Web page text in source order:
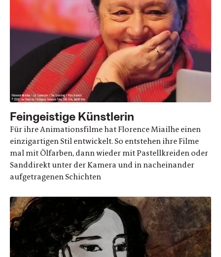
Feingeistige Künstlerin
Für ihre Animationsfilme hat Florence Miailhe einen
einzigartigen Stil entwickelt. So entstehen ihre Filme
mal mit Ölfarben, dann wieder mit Pastellkreiden oder
Sanddirekt unter der Kamera und in nacheinander
aufgetragenen Schichten